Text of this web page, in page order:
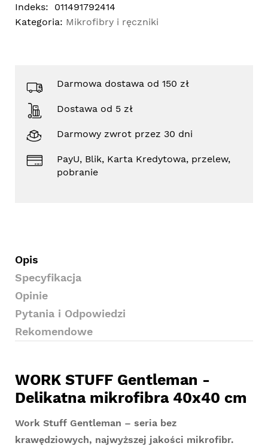
Indeks:
011491792414
Kategoria: Mikrofibry i ręczniki
Darmowa dostawa od 150 zł
Dostawa od 5 zł
Darmowy zwrot przez 30 dni
PayU, Blik, Karta Kredytowa, przelew,
pobranie
Opis
Specyfikacja
Opinie
Pytania i Odpowiedzi
Rekomendowe
WORK STUFF Gentleman -
Delikatna mikrofibra 40x40 cm
Work Stuff Gentleman – seria bez
krawędziowych, najwyższej jakości mikrofibr.